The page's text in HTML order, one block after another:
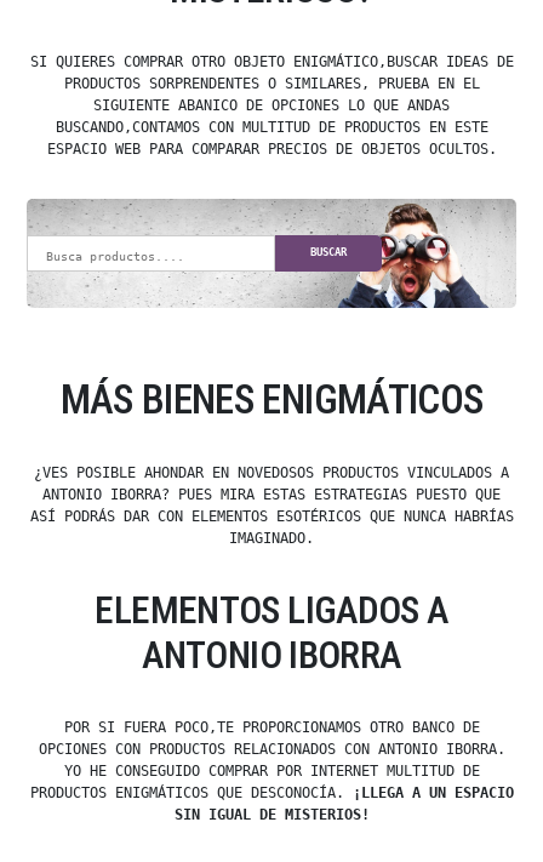
SI QUIERES COMPRAR OTRO OBJETO ENIGMÁTICO,BUSCAR IDEAS DE
PRODUCTOS SORPRENDENTES O SIMILARES, PRUEBA EN EL
SIGUIENTE ABANICO DE OPCIONES LO QUE ANDAS
BUSCANDO,CONTAMOS CON MULTITUD DE PRODUCTOS EN ESTE
ESPACIO WEB PARA COMPARAR PRECIOS DE OBJETOS OCULTOS.
BUSCAR
MÁS BIENES ENIGMÁTICOS
¿VES POSIBLE AHONDAR EN NOVEDOSOS PRODUCTOS VINCULADOS A
ANTONIO IBORRA? PUES MIRA ESTAS ESTRATEGIAS PUESTO QUE
ASÍ PODRÁS DAR CON ELEMENTOS ESOTÉRICOS QUE NUNCA HABRÍAS
IMAGINADO.
ELEMENTOS LIGADOS A
ANTONIO IBORRA
POR SI FUERA POCO,TE PROPORCIONAMOS OTRO BANCO DE
OPCIONES CON PRODUCTOS RELACIONADOS CON ANTONIO IBORRA.
YO HE CONSEGUIDO COMPRAR POR INTERNET MULTITUD DE
PRODUCTOS ENIGMÁTICOS QUE DESCONOCÍA.
¡LLEGA A UN ESPACIO
SIN IGUAL DE MISTERIOS!